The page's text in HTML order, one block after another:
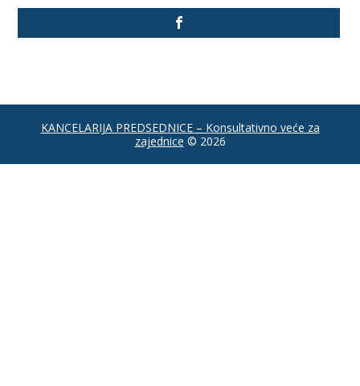
KANCELARIJA PREDSEDNICE – Konsultativno veće za
zajednice © 2026